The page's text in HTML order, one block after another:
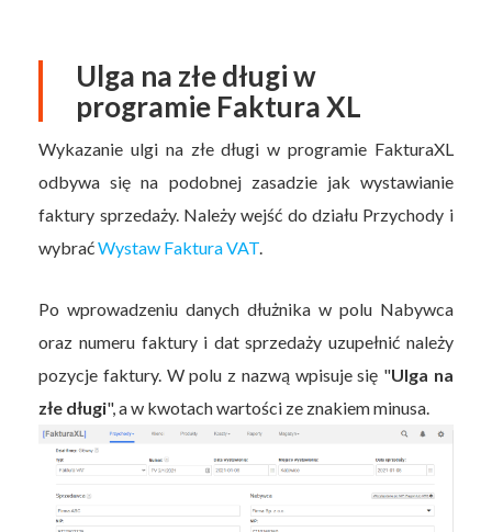
Ulga na złe długi w
programie Faktura XL
Wykazanie ulgi na złe długi w programie FakturaXL
odbywa się na podobnej zasadzie jak wystawianie
faktury sprzedaży. Należy wejść do działu Przychody i
wybraćWystaw Faktura VAT
Po wprowadzeniu danych dłużnika w polu Nabywca
oraz numeru faktury i dat sprzedaży uzupełnić należy
pozycje faktury. W polu z nazwą wpisuje się "Ulga na
złe długi", a w kwotach wartości ze znakiem minusa.